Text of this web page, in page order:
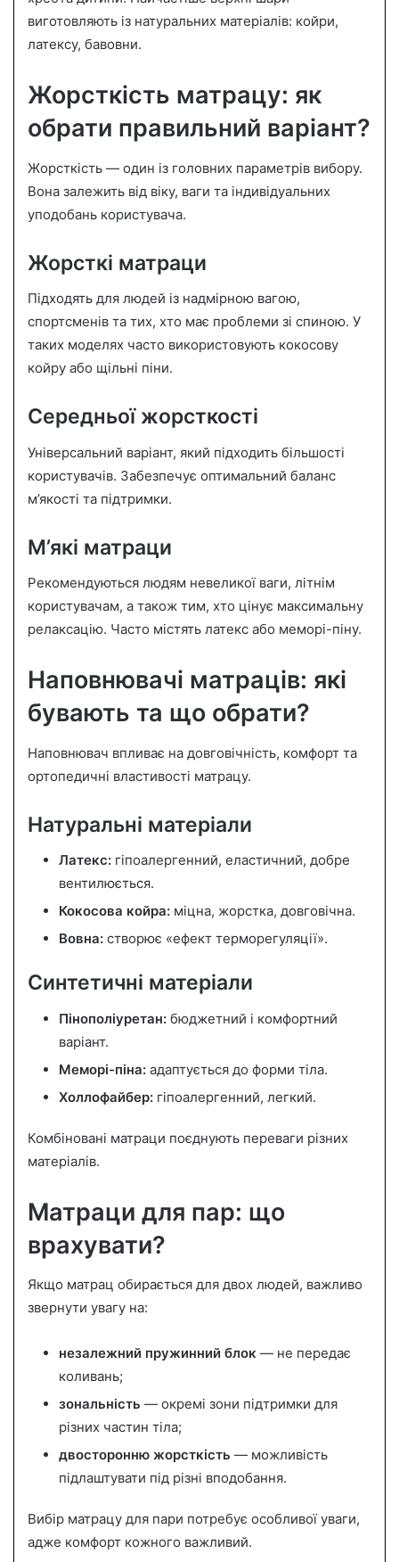
виготовляють із натуральних матеріалів: койри,
латексу, бавовни.
Жорсткість матрацу: як
обрати правильний варіант?
Жорсткість — один із головних параметрів вибору.
Вона залежить від віку, ваги та індивідуальних
уподобань користувача.
Жорсткі матраци
Підходять для людей із надмірною вагою,
спортсменів та тих, хто має проблеми зі спиною. У
таких моделях часто використовують кокосову
койру або щільні піни.
Середньої жорсткості
Універсальний варіант, який підходить більшості
користувачів. Забезпечує оптимальний баланс
м’якості та підтримки.
М’які матраци
Рекомендуються людям невеликої ваги, літнім
користувачам, а також тим, хто цінує максимальну
релаксацію. Часто містять латекс або меморі-піну.
Наповнювачі матраців: які
бувають та що обрати?
Наповнювач впливає на довговічність, комфорт та
ортопедичні властивості матрацу.
Натуральні матеріали
Латекс: гіпоалергенний, еластичний, добре
вентилюється.
Кокосова койра: міцна, жорстка, довговічна.
Вовна: створює «ефект терморегуляції».
Синтетичні матеріали
Пінополіуретан: бюджетний і комфортний
варіант.
Меморі-піна: адаптується до форми тіла.
Холлофайбер: гіпоалергенний, легкий.
Комбіновані матраци поєднують переваги різних
матеріалів.
Матраци для пар: що
врахувати?
Якщо матрац обирається для двох людей, важливо
звернути увагу на:
незалежний пружинний блок — не передає
коливань;
зональність — окремі зони підтримки для
різних частин тіла;
двосторонню жорсткість — можливість
підлаштувати під різні вподобання.
Вибір матрацу для пари потребує особливої уваги,
адже комфорт кожного важливий.